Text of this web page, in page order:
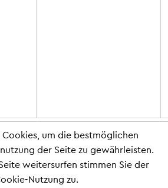
um die bestmöglichen
der Seite zu gewährleisten.
weitersurfen stimmen Sie der
Nutzung zu.